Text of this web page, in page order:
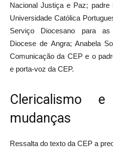
Nacional Justiça e Paz; padre
Universidade Católica
Serviço Diocesano para
Diocese de Angra; Anabela
Comunicação da CEP e o
e porta-voz da CEP.
Clericalismo
mudanças
Ressalta do texto da CEP a